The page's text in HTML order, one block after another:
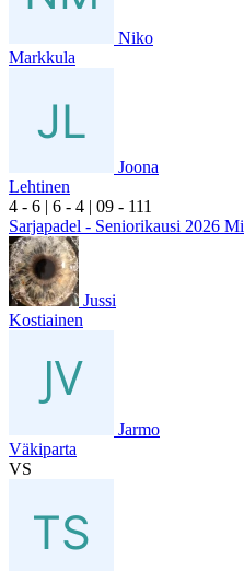
Niko
Markkula
Joona
Lehtinen
4 - 6 | 6 - 4 | 09 - 111
Sarjapadel - Seniorikausi 2026
Jussi
Kostiainen
Jarmo
Väkiparta
VS